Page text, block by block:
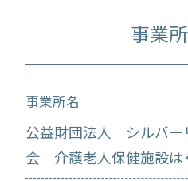
事業
事業所名
公益財団法人 シルバー
会 介護老人保健施設は